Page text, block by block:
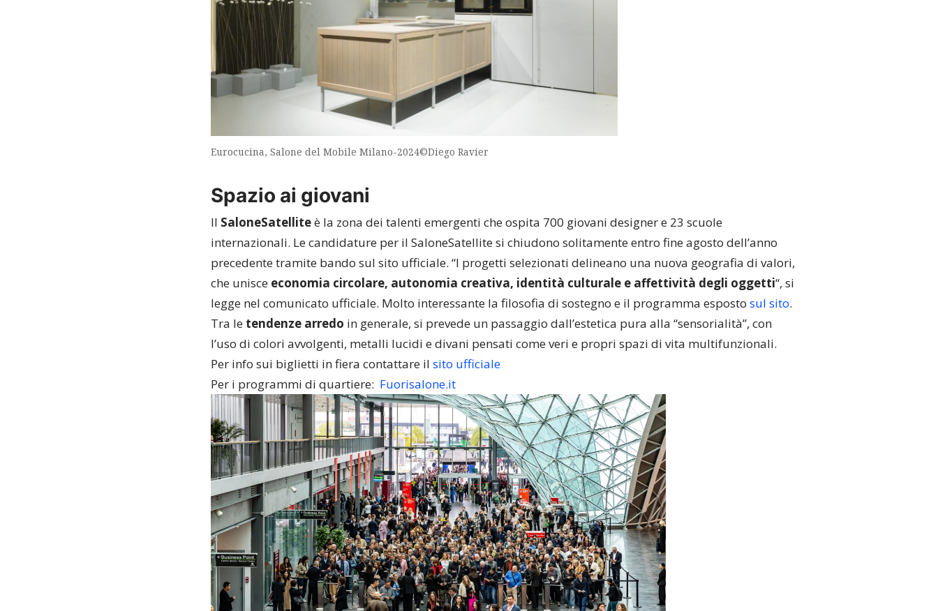
Eurocucina, Salone del Mobile Milano-2024©Diego Ravier
Spazio ai giovani
Il SaloneSatelliteè la zona dei talenti emergenti che ospita 700 giovani designer e 23 scuole
internazionali. Le candidature per il SaloneSatellite si chiudono solitamente entro fine agosto dell’anno
precedente tramite bando sul sito ufficiale. “I progetti selezionati delineano una nuova geografia di valori,
che unisce economia circolare, autonomia creativa, identità culturale e affettività degli oggetti“, si
legge nel comunicato ufficiale. Molto interessante la filosofia di sostegno e il programma esposto sul sito.
Tra le tendenze arredo in generale, si prevede un passaggio dall’estetica pura alla “sensorialità”, con
l’uso di colori avvolgenti, metalli lucidi e divani pensati come veri e propri spazi di vita multifunzionali.
Per info sui biglietti in fiera contattare il sito ufficiale
Per i programmi di quartiere: Fuorisalone.it